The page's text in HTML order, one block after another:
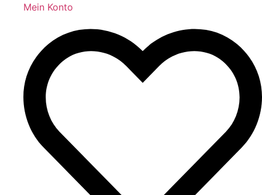
Mein Konto